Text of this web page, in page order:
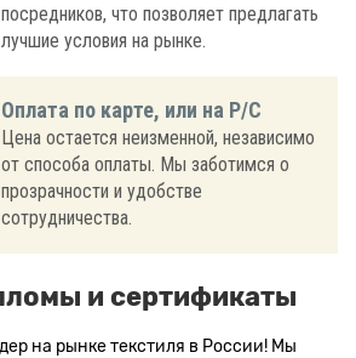
посредников, что позволяет предлагать
лучшие условия на рынке.
Оплата по карте, или на Р/С
Цена остается неизменной, независимо
от способа оплаты. Мы заботимся о
прозрачности и удобстве
сотрудничества.
и сертификаты
на рынке текстиля в России! Мы